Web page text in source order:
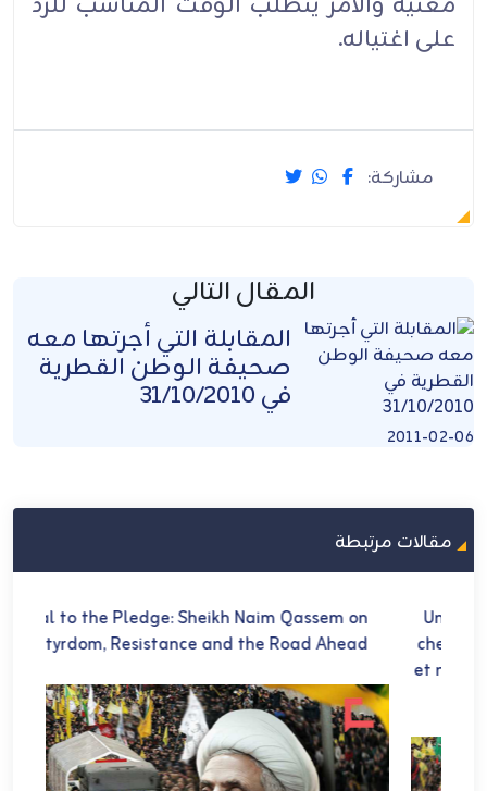
على اغتياله.
مشاركة:
المقال التالي
المقابلة التي أجرتها معه
صحيفة الوطن القطرية
في 31/10/2010
2011-02-06
مقالات مرتبطة
Loyal to the Pledge: Sheikh Naim Qassem on
Martyrdom, Resistance and the Road Ahead